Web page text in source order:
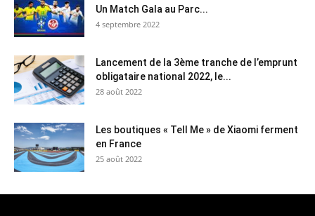
Un Match Gala au Parc...
4 septembre 2022
Lancement de la 3ème tranche de l’emprunt
obligataire national 2022, le...
28 août 2022
Les boutiques « Tell Me » de Xiaomi ferment
en France
25 août 2022